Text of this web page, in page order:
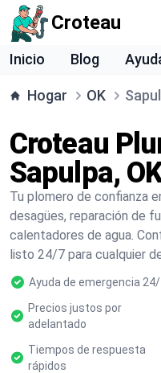
Croteau
Inicio Blog
Hogar OK
Croteau
Sapulpa,
Tu plomero de confianza
desagües, reparación de
calentadores de agua.
listo 24/7 para cualquier
Ayuda de emergencia
Precios justos por
adelantado
Tiempos de respuesta
rápidos